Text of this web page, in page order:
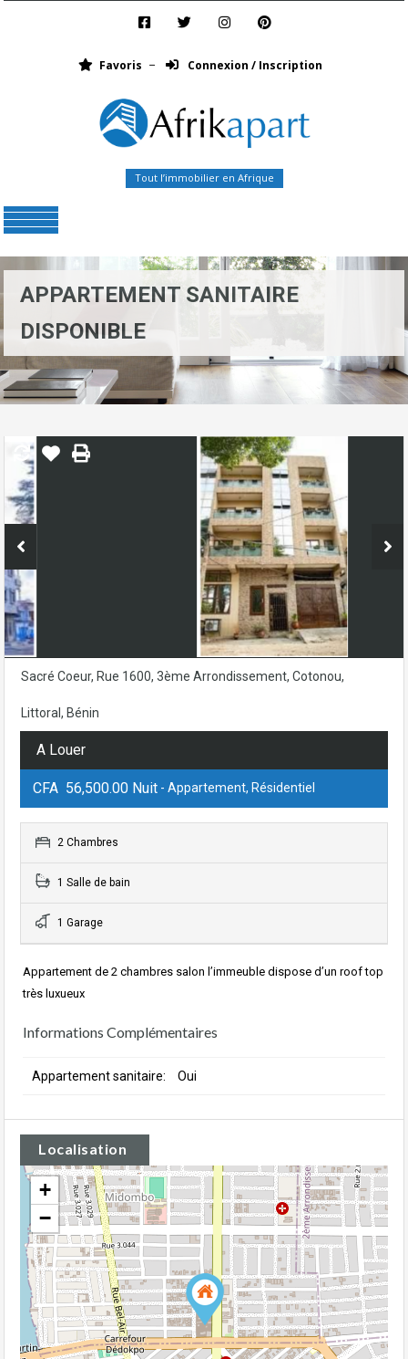
Favoris Connexion / Inscription
Tout l’immobilier en Afrique
APPARTEMENT SANITAIRE
DISPONIBLE
Sacré Coeur, Rue 1600, 3ème Arrondissement, Cotonou,
Littoral, Bénin
A Louer
CFA 56,500.00 Nuit - Appartement, Résidentiel
2 Chambres
1 Salle de bain
1 Garage
Appartement de 2 chambres salon l’immeuble dispose d’un roof top
très luxueux
Informations Complémentaires
Appartement sanitaire: Oui
Localisation
+
−